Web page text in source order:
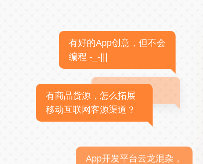
有好的App创意，但不会
编程 -_-|||
有商品货源，怎么拓展
移动互联网客源渠道？
App开发平台云龙混杂，